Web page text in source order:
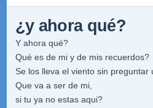
¿y ahora qué?
Y ahora qué?
Qué es de mi y de mis recuerdos?
Se los lleva el viento sin preguntar
Que va a ser de mi,
si tu ya no estas aqui?